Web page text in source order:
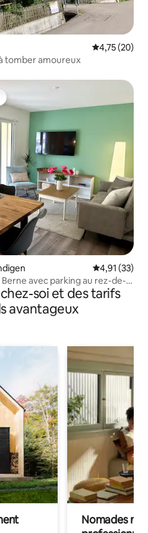
Évaluation
4,75 (20)
tomber amoureux
Évaluation
4,91 (33)
avec parking au rez-de-
soi et des tarifs
avantageux
Nomades